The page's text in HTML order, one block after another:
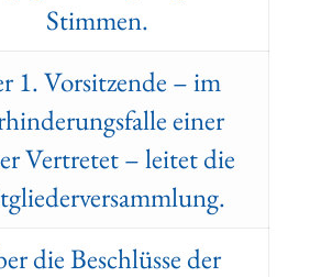
Stimmen.
1. Vorsitzende – im
einer
Vertretet – leitet die
die Beschlüsse der